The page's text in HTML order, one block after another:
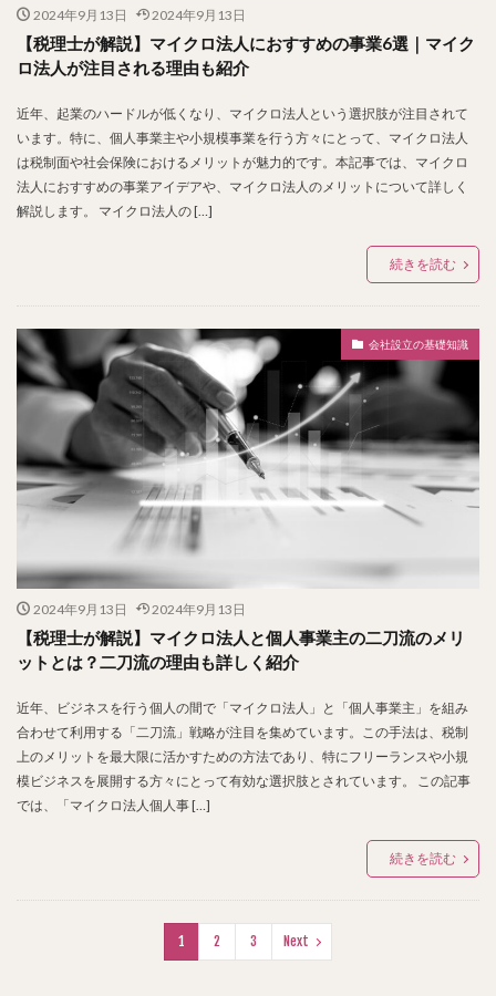
2024年9月13日 2024年9月13日
【税理士が解説】マイクロ法人におすすめの事業6選｜マイク
ロ法人が注目される理由も紹介
近年、起業のハードルが低くなり、マイクロ法人という選択肢が注目されて
います。特に、個人事業主や小規模事業を行う方々にとって、マイクロ法人
は税制面や社会保険におけるメリットが魅力的です。本記事では、マイクロ
法人におすすめの事業アイデアや、マイクロ法人のメリットについて詳しく
解説します。 マイクロ法人の […]
続きを読む
会社設立の基礎知識
2024年9月13日 2024年9月13日
【税理士が解説】マイクロ法人と個人事業主の二刀流のメリ
ットとは？二刀流の理由も詳しく紹介
近年、ビジネスを行う個人の間で「マイクロ法人」と「個人事業主」を組み
合わせて利用する「二刀流」戦略が注目を集めています。この手法は、税制
上のメリットを最大限に活かすための方法であり、特にフリーランスや小規
模ビジネスを展開する方々にとって有効な選択肢とされています。 この記事
では、「マイクロ法人個人事 […]
続きを読む
1 2 3 Next